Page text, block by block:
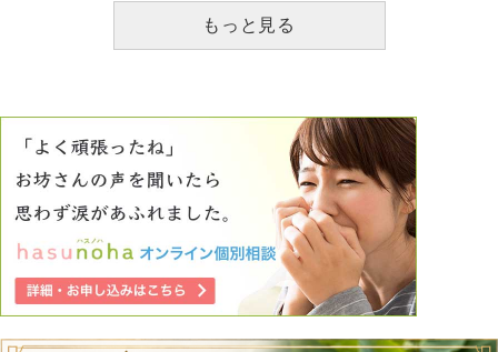
ら、あの世では苦しまないで欲しいと思いながらも、心から
供養する事ができません。これからの人生明るくなるとは到
のような感情でいるのがほんとに白状な事だと思っています
が、やはり心から供養できないままです。
もっと見る